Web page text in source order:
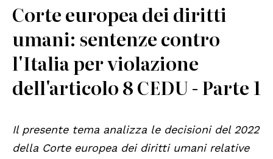
Corte europea dei diritti
umani: sentenze contro
l'Italia per violazione
dell'articolo 8 CEDU - Parte 1
Il presente tema analizza le decisioni del 2022
della Corte europea dei diritti umani relative